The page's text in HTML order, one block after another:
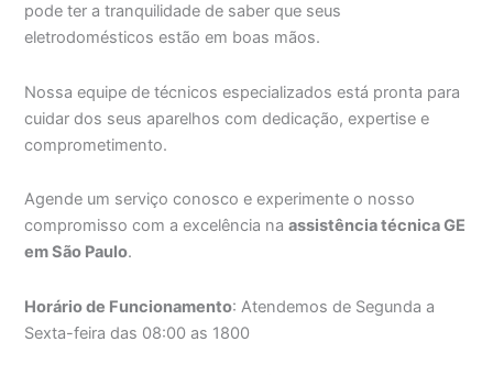
pode ter a tranquilidade de saber que seus
eletrodomésticos estão em boas mãos.
Nossa equipe de técnicos especializados está pronta para
cuidar dos seus aparelhos com dedicação, expertise e
comprometimento.
Agende um serviço conosco e experimente o nosso
compromisso com a excelência naassistência técnica GE
em São Paulo.
Horário de Funcionamento: Atendemos de Segunda a
Sexta-feira das 08:00 as 1800